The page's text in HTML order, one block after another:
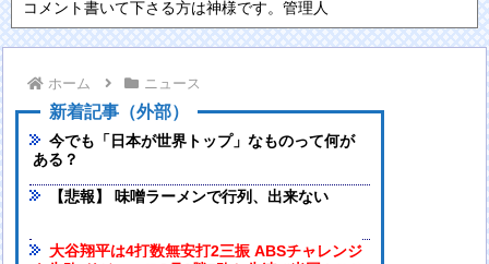
コメント書いて下さる方は神様です。管理人
ホーム ニュース
新着記事（外部）
今でも「日本が世界トップ」なものって何が
ある？
【悲報】 味噌ラーメンで行列、出来ない
大谷翔平は4打数無安打2三振 ABSチャレンジ